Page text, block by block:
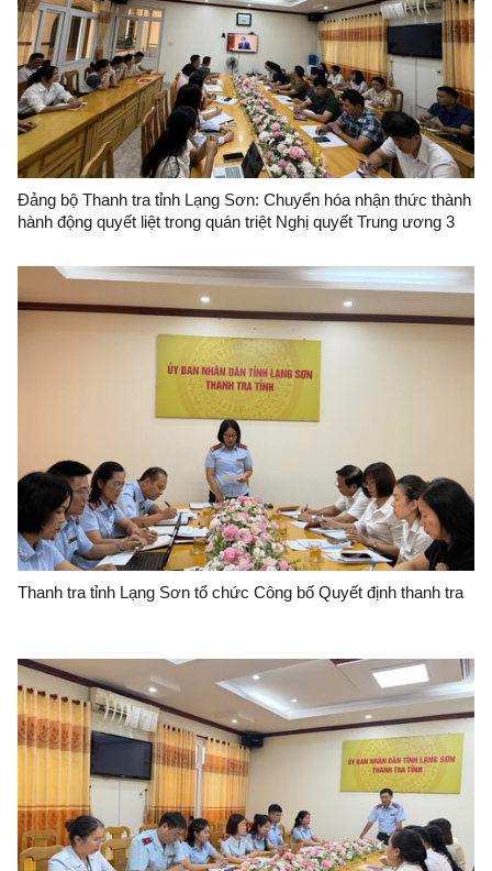
Đảng bộ Thanh tra tỉnh Lạng Sơn: Chuyển hóa nhận thức thành
hành động quyết liệt trong quán triệt Nghị quyết Trung ương 3
Thanh tra tỉnh Lạng Sơn tổ chức Công bố Quyết định thanh tra